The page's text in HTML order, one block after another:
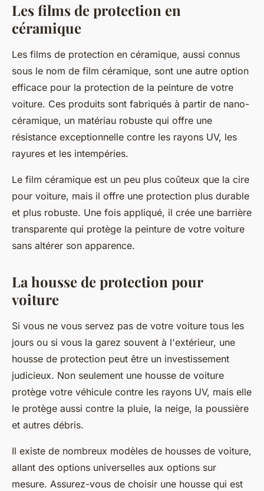
Les films de protection en
céramique
Les films de protection en céramique, aussi connus
sous le nom de film céramique, sont une autre option
efficace pour la protection de la peinture de votre
voiture. Ces produits sont fabriqués à partir de nano-
céramique, un matériau robuste qui offre une
résistance exceptionnelle contre les rayons UV, les
rayures et les intempéries.
Le film céramique est un peu plus coûteux que la cire
pour voiture, mais il offre une protection plus durable
et plus robuste. Une fois appliqué, il crée une barrière
transparente qui protège la peinture de votre voiture
sans altérer son apparence.
La housse de protection pour
voiture
Si vous ne vous servez pas de votre voiture tous les
jours ou si vous la garez souvent à l'extérieur, une
housse de protection peut être un investissement
judicieux. Non seulement une housse de voiture
protège votre véhicule contre les rayons UV, mais elle
le protège aussi contre la pluie, la neige, la poussière
et autres débris.
Il existe de nombreux modèles de housses de voiture,
allant des options universelles aux options sur
mesure. Assurez-vous de choisir une housse qui est